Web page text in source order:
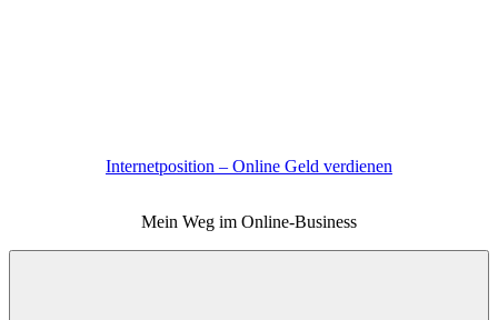
Internetposition – Online Geld verdienen
Mein Weg im Online-Business